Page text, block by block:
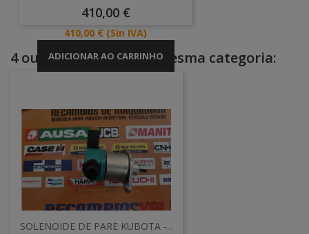
Preço
410,00 €
Preço
410,00 € (Sin IVA)
ADICIONAR AO CARRINHO
4 outros produtos na mesma categoria:
SOLENOIDE DE PARE KUBOTA -...